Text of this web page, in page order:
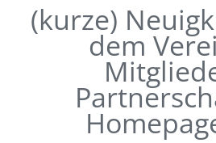
(kurze)
dem